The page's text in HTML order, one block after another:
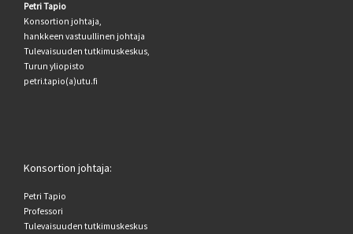
Petri Tapio
Konsortion johtaja,
hankkeen vastuullinen johtaja
Tulevaisuuden tutkimuskeskus,
Turun yliopisto
petri.tapio(a)utu.fi
Konsortion johtaja:
Petri Tapio
Professori
Tulevaisuuden tutkimuskeskus